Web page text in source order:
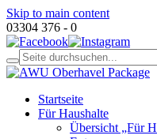
Skip to main content
03304 376 - 0
Startseite
Für Haushalte
Übersicht „Für